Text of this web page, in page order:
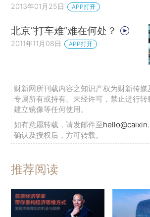
2013年01月25日 APP打开
北京“打车难”难在何处？
2011年11月08日 APP打开
财新网所刊载内容之知识产权为财新传媒
专属所有或持有。未经许可，禁止进行转
建立镜像等任何使用。
如有意愿转载，请发邮件至
确认及授权后，方可转载。
推荐阅读